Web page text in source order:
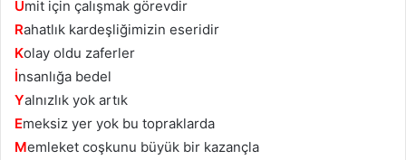
Ümit için çalışmak görevdir
Rahatlık kardeşliğimizin eseridir
Kolay oldu zaferler
İnsanlığa bedel
Yalnızlık yok artık
Emeksiz yer yok bu topraklarda
Memleket coşkunu büyük bir kazançla